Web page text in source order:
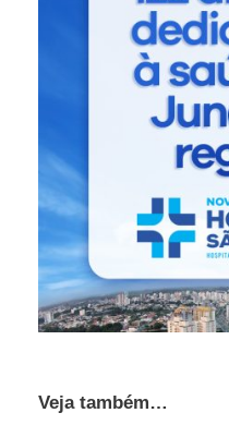
Veja também…